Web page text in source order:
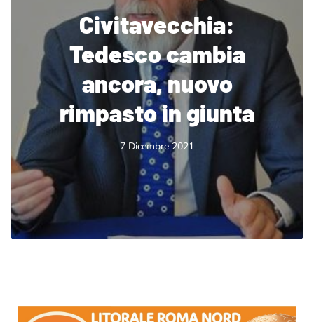
Civitavecchia:
Tedesco cambia
ancora, nuovo
rimpasto in giunta
7 Dicembre 2021